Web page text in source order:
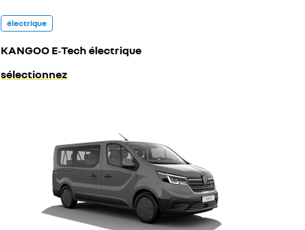
électrique
KANGOO E‑Tech électrique
sélectionnez